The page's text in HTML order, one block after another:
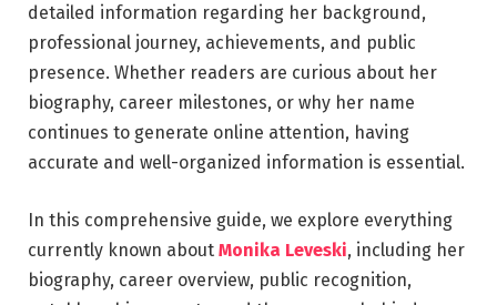
detailed information regarding her background,
professional journey, achievements, and public
presence. Whether readers are curious about her
biography, career milestones, or why her name
continues to generate online attention, having
accurate and well-organized information is essential.
In this comprehensive guide, we explore everything
currently known about Monika Leveski, including her
biography, career overview, public recognition,